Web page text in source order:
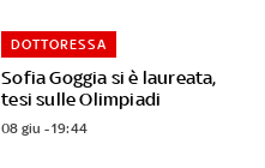
Sofia Goggia si è laureata,
tesi sulle Olimpiadi
DOTTORESSA
08 giu - 19:44